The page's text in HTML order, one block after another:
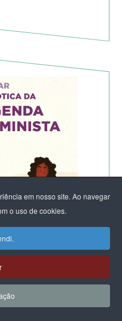
em nosso site. Ao navegar
o uso de cookies.